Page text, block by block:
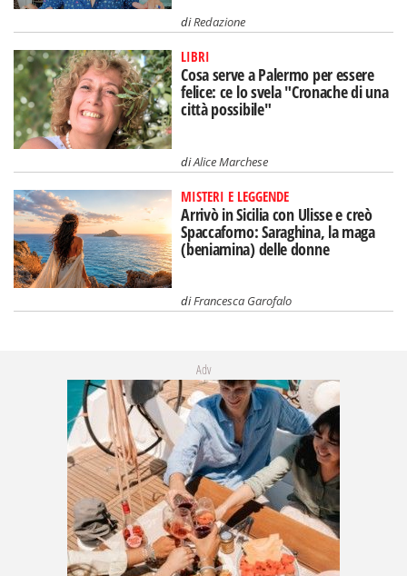
diRedazione
LIBRI
Cosa serve a Palermo per essere
felice: ce lo svela "Cronache di una
città possibile"
diAlice Marchese
MISTERI E LEGGENDE
Arrivò in Sicilia con Ulisse e creò
Spaccaforno: Saraghina, la maga
(beniamina) delle donne
diFrancesca Garofalo
Adv